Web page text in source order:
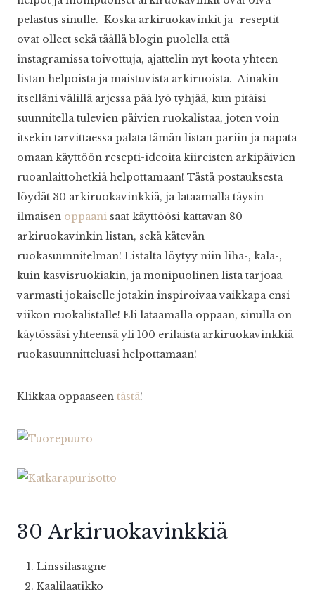
pelastus sinulle. Koska arkiruokavinkit ja -reseptit
ovat olleet sekä täällä blogin puolella että
instagramissa toivottuja, ajattelin nyt koota yhteen
listan helpoista ja maistuvista arkiruoista. Ainakin
itselläni välillä arjessa pää lyö tyhjää, kun pitäisi
suunnitella tulevien päivien ruokalistaa, joten voin
itsekin tarvittaessa palata tämän listan pariin ja napata
omaan käyttöön resepti-ideoita kiireisten arkipäivien
ruoanlaittohetkiä helpottamaan! Tästä postauksesta
löydät 30 arkiruokavinkkiä, ja lataamalla täysin
ilmaisen oppaani saat käyttöösi kattavan 80
arkiruokavinkin listan, sekä kätevän
ruokasuunnitelman! Listalta löytyy niin liha-, kala-,
kuin kasvisruokiakin, ja monipuolinen lista tarjoaa
varmasti jokaiselle jotakin inspiroivaa vaikkapa ensi
viikon ruokalistalle! Eli lataamalla oppaan, sinulla on
käytössäsi yhteensä yli 100 erilaista arkiruokavinkkiä
ruokasuunnitteluasi helpottamaan!
Klikkaa oppaaseen tästä!
30 Arkiruokavinkkiä
Linssilasagne
Kaalilaatikko